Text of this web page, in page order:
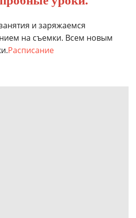
и заряжаемся
на съемки. Всем новым
Расписание